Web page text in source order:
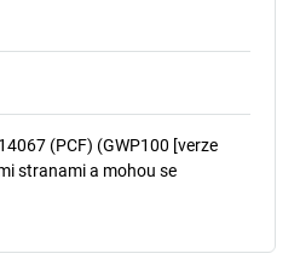
(PCF) (GWP100 [verze
stranami a mohou se